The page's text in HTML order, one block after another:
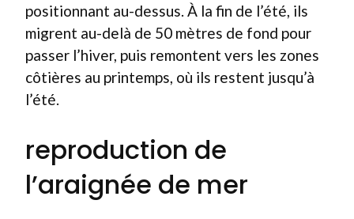
positionnant au-dessus. À la fin de l’été, ils
migrent au-delà de 50 mètres de fond pour
passer l’hiver, puis remontent vers les zones
côtières au printemps, où ils restent jusqu’à
l’été.
reproduction de
l’araignée de mer